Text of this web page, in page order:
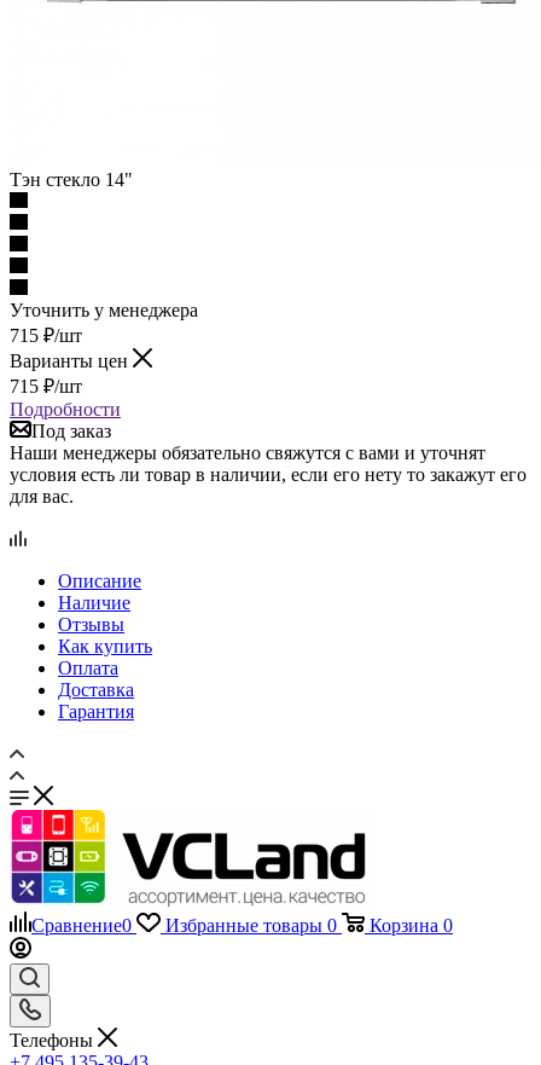
Уточнить у менеджера
715₽/шт
Варианты цен
715₽/шт
Подробности
Под заказ
Наши менеджеры обязательно свяжутся с вами и уточнят
условия есть ли товар в наличии, если его нету то закажут его
для вас.
Наличие
Отзывы
Как купить
Оплата
Доставка
Гарантия
Сравнение 0 Избранные товары 0
Телефоны
+7 495 135-39-43